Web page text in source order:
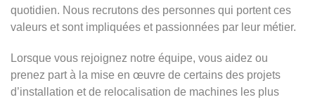
quotidien. Nous recrutons des personnes qui portent ces
valeurs et sont impliquées et passionnées par leur métier.
Lorsque vous rejoignez notre équipe, vous aidez ou
prenez part à la mise en œuvre de certains des projets
d’installation et de relocalisation de machines les plus